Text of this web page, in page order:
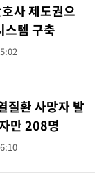
사 제도권으
템 구축
질환 사망자 발
만 208명